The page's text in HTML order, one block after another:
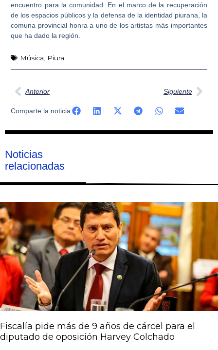
encuentro para la comunidad. En el marco de la recuperación
de los espacios públicos y la defensa de la identidad piurana, la
comuna provincial honra a uno de los artistas más importantes
que ha dado la región.
Música, Piura
Ant
Anterior Siguiente
Comparte la noticia
Noticias
relacionadas
Fiscalía pide más de 9 años de cárcel para el
diputado de oposición Harvey Colchado
Página
Página
Página
Página
Página